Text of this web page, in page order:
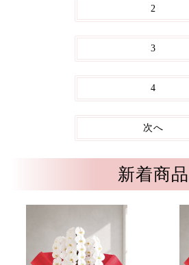
2
3
4
次へ
新着商品